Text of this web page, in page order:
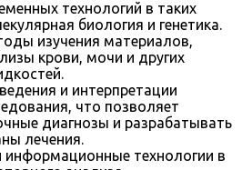
технологий в таких
биология и генетика.
изучения материалов,
крови, мочи и других
и интерпретации
что позволяет
диагнозы и разрабатывать
лечения.
технологии в